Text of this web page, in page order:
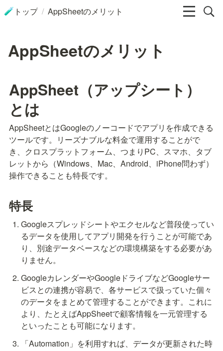
🧪 トップ / AppSheetのメリット
AppSheetのメリット
AppSheet （アップシート）
とは
AppSheetとはGoogleのノーコードでアプリを作成できる
ツールです。リーズナブルな料金で運用することがで
き、クロスプラットフォーム、つまりPC、スマホ、タブ
レットから（Windows、Mac、Android、iPhone問わず）
操作できることも特長です。
特長
Googleスプレッドシートやエクセルなど普段使ってい
るデータを使用してアプリ開発を行うことが可能であ
り、別途データベースなどの環境構築をする必要があ
りません。
GoogleカレンダーやGoogleドライブなどGoogleサー
ビスとの連携が容易で、各サービスで扱っていた個々
のデータをまとめて管理することができます。これに
より、たとえばAppSheetで顧客情報を一元管理する
といったことも可能になります。
「Automation」を利用すれば、データが更新された時